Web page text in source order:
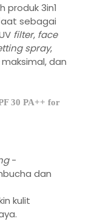
produk 3in1
sebagai
filter, face
spray,
maksimal, dan
30 PA++ for
-
dan
kulit